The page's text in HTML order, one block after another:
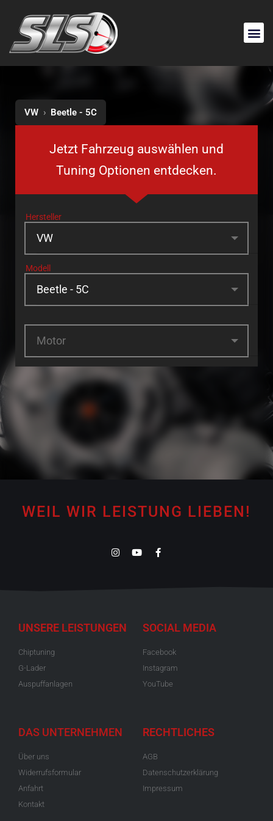
VW › Beetle - 5C
Jetzt Fahrzeug auswählen und
Tuning Optionen entdecken.
Hersteller
Modell
Motor
WEIL WIR LEISTUNG LIEBEN!
UNSERE LEISTUNGEN
Chiptuning
G-Lader
Auspuffanlagen
SOCIAL MEDIA
Facebook
Instagram
YouTube
DAS UNTERNEHMEN
Über uns
Widerrufsformular
Anfahrt
Kontakt
RECHTLICHES
AGB
Datenschutzerklärung
Impressum